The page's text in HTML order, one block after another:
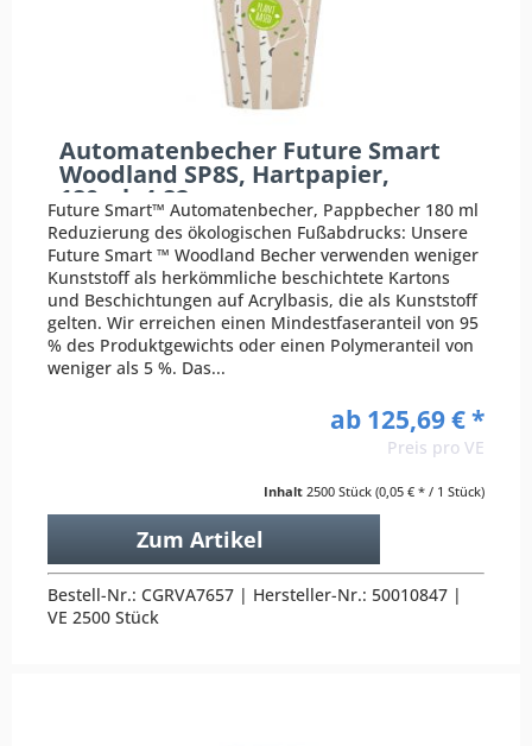
Automatenbecher Future Smart
Woodland SP8S, Hartpapier,
180ml, 4,82g
Future Smart™ Automatenbecher, Pappbecher 180 ml
Reduzierung des ökologischen Fußabdrucks: Unsere
Future Smart ™ Woodland Becher verwenden weniger
Kunststoff als herkömmliche beschichtete Kartons
und Beschichtungen auf Acrylbasis, die als Kunststoff
gelten. Wir erreichen einen Mindestfaseranteil von 95
% des Produktgewichts oder einen Polymeranteil von
weniger als 5 %. Das...
ab 125,69 € *
Preis pro VE
Inhalt 2500 Stück (0,05 € * / 1 Stück)
Zum Artikel
Bestell-Nr.: CGRVA7657 | Hersteller-Nr.: 50010847 |
VE 2500 Stück